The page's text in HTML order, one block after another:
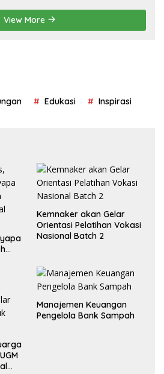
View More
Edukasi Inspirasi
Kemnaker akan Gelar
Orientasi Pelatihan Vokasi
Nasional Batch 2
Manajemen Keuangan
Pengelola Bank Sampah